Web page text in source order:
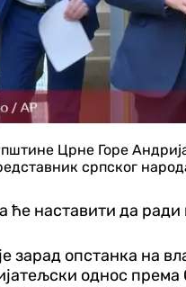
Црне Горе
српског
ће наставити да
зарад опстанка на
однос према